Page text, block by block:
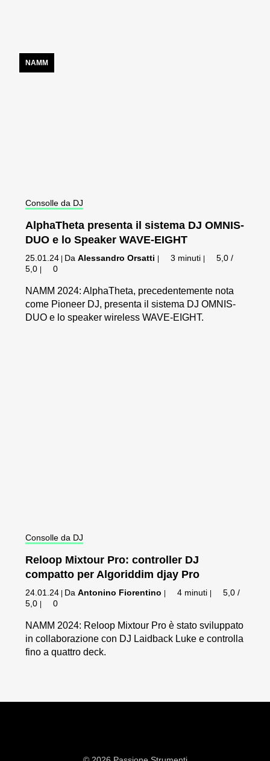
NAMM
Consolle da DJ
AlphaTheta presenta il sistema DJ OMNIS-
DUO e lo Speaker WAVE-EIGHT
25.01.24 | DaAlessandro Orsatti | 3 minuti |
5,0 /
5,0 | 0
NAMM 2024: AlphaTheta, precedentemente nota
come Pioneer DJ, presenta il sistema DJ OMNIS-
DUO e lo speaker wireless WAVE-EIGHT.
Consolle da DJ
Reloop Mixtour Pro: controller DJ
compatto per Algoriddim djay Pro
24.01.24 DaAntonino Fiorentino 4 minuti
5,0 /
5,0
0
NAMM 2024: Reloop Mixtour Pro è stato sviluppato
in collaborazione con DJ Laidback Luke e controlla
fino a quattro deck.